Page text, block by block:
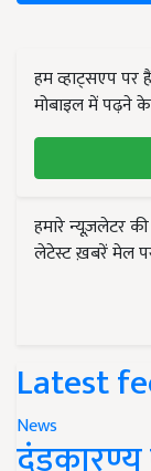
हम व्हाट्सएप
मोबाइल में पढ़ने
हमारे न्यूज़लेटर
लेटेस्ट ख़बरें मेल
Latest
News